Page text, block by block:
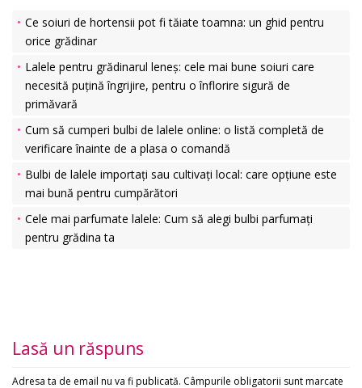
Ce soiuri de hortensii pot fi tăiate toamna: un ghid pentru
orice grădinar
Lalele pentru grădinarul leneș: cele mai bune soiuri care
necesită puțină îngrijire, pentru o înflorire sigură de
primăvară
Cum să cumperi bulbi de lalele online: o listă completă de
verificare înainte de a plasa o comandă
Bulbi de lalele importați sau cultivați local: care opțiune este
mai bună pentru cumpărători
Cele mai parfumate lalele: Cum să alegi bulbi parfumați
pentru grădina ta
Lasă un răspuns
Adresa ta de email nu va fi publicată. Câmpurile obligatorii sunt marcate